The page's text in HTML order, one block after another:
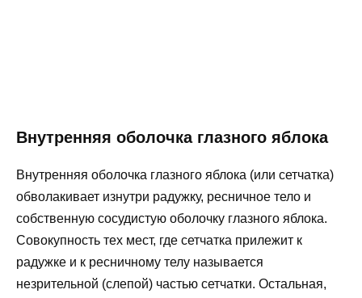
Внутренняя оболочка глазного яблока
Внутренняя оболочка глазного яблока (или сетчатка)
обволакивает изнутри радужку, ресничное тело и
собственную сосудистую оболочку глазного яблока.
Совокупность тех мест, где сетчатка прилежит к
радужке и к ресничному телу называется
незрительной (слепой) частью сетчатки. Остальная,